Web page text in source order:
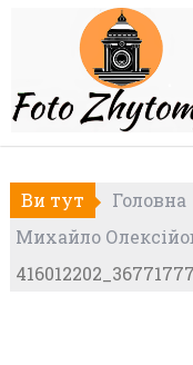
Ви тут Головна
Михайло